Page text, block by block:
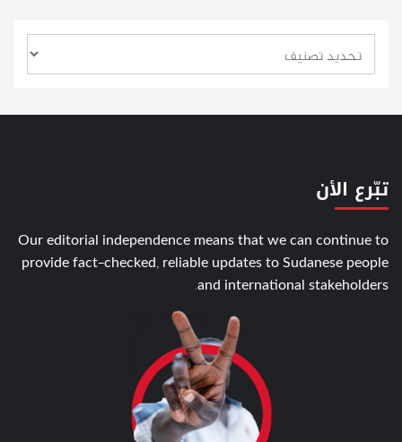
تبّرع الأن
Our editorial independence means that we can continue to
provide fact-checked, reliable updates to Sudanese people
and international stakeholders.